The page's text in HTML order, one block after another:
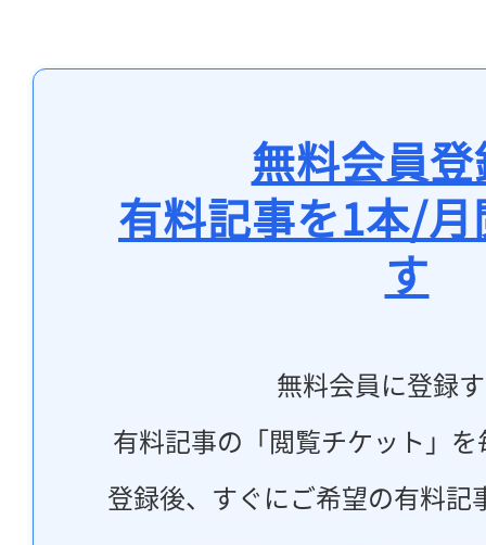
無料会員
有料記事を1本/
す
無料会員に登録
有料記事の「閲覧チケット」
登録後、すぐにご希望の有料記